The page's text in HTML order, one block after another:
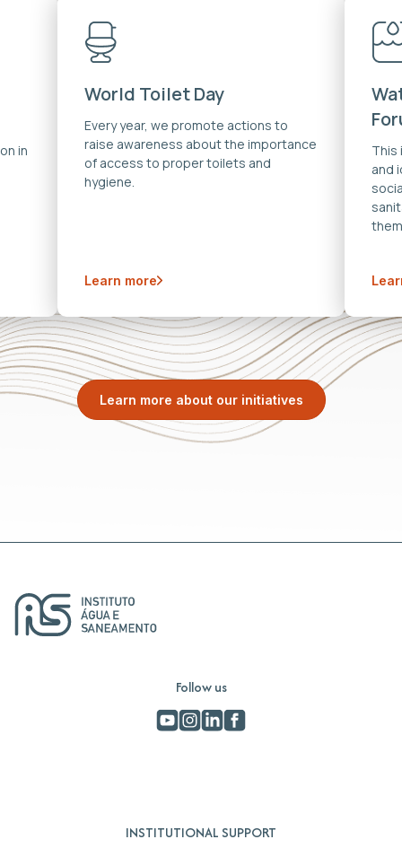
in
World Toilet Day
Every year, we promote actions to
raise awareness about the importance
of access to proper toilets and
hygiene.
Learn more
This
and
Learn more about our initiatives
Follow us
INSTITUTIONAL SUPPORT